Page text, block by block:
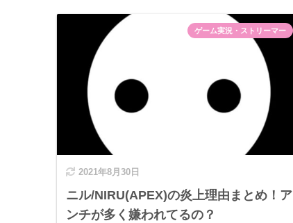
2021年8月30日
ニル/NIRU(APEX)の炎上理由まとめ！ア
ンチが多く嫌われてるの？
ゲーム実況・ストリーマー